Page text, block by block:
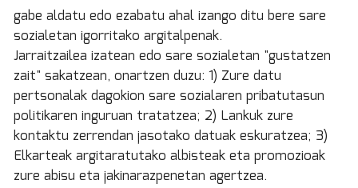
gabe aldatu edo ezabatu ahal izango ditu bere sare
sozialetan igorritako argitalpenak.
Jarraitzailea izatean edo sare sozialetan "gustatzen
zait" sakatzean, onartzen duzu: 1) Zure datu
pertsonalak dagokion sare sozialaren pribatutasun
politikaren inguruan tratatzea; 2) Lankuk zure
kontaktu zerrendan jasotako datuak eskuratzea; 3)
Elkarteak argitaratutako albisteak eta promozioak
zure abisu eta jakinarazpenetan agertzea.